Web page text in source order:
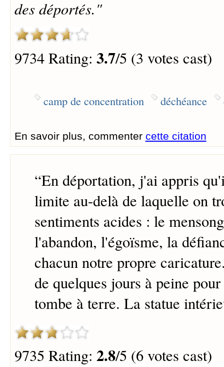
des déportés."
9734 Rating: 3.7/5 (3 votes cast)
camp de concentration déchéance
En savoir plus, commenter cette citation
“En déportation, j'ai appris
limite au-delà de laquelle on
sentiments acides : le
l'abandon, l'égoïsme, la
chacun notre propre
de quelques jours à peine
tombe à terre. La statue
9735 Rating: 2.8/5 (6 votes cast)